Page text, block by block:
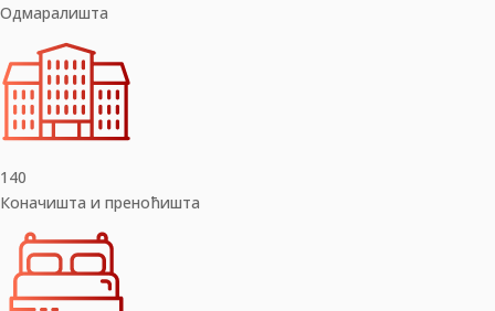
Одмаралишта
140
Коначишта и преноћишта